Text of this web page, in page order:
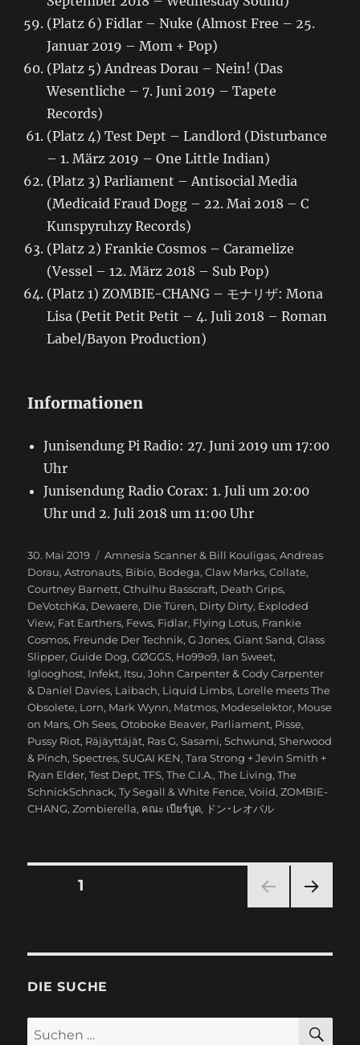
(Platz 6) Fidlar – Nuke (Almost Free – 25.
Januar 2019 – Mom + Pop)
(Platz 5) Andreas Dorau – Nein! (Das
Wesentliche – 7. Juni 2019 – Tapete
Records)
(Platz 4) Test Dept – Landlord (Disturbance
– 1. März 2019 – One Little Indian)
(Platz 3) Parliament – Antisocial Media
(Medicaid Fraud Dogg – 22. Mai 2018 – C
Kunspyruhzy Records)
(Platz 2) Frankie Cosmos – Caramelize
(Vessel – 12. März 2018 – Sub Pop)
(Platz 1) ZOMBIE-CHANG – モナリザ: Mona
Lisa (Petit Petit Petit – 4. Juli 2018 – Roman
Label/Bayon Production)
Informationen
Junisendung Pi Radio: 27. Juni 2019 um 17:00
Uhr
Junisendung Radio Corax: 1. Juli um 20:00
Uhr und 2. Juli 2018 um 11:00 Uhr
Veröffentlicht
am
30. Mai 2019 Schlagwörter
Amnesia Scanner & Bill Kouligas,Andreas
Dorau,Astronauts, Bibio, Bodega,Claw Marks,Collate,
Courtney Barnett,Cthulhu Basscraft, Death Grips,
DeVotchKa, Dewaere, Die Türen, Dirty Dirty, Exploded
View, Fat Earthers, Fews, Fidlar, Flying Lotus, Frankie
Cosmos, Freunde Der Technik,G Jones,Giant Sand,Glass
Slipper,Guide Dog,GØGGS, Ho99o9, Ian Sweet,
Iglooghost, Infekt, Itsu,John Carpenter & Cody Carpenter
& Daniel Davies, Laibach, Liquid Limbs, Lorelle meets The
Obsolete, Lorn, Mark Wynn, Matmos, Modeselektor, Mouse
on Mars,Oh Sees,Otoboke Beaver, Parliament, Pisse,
Pussy Riot, Räjäyttäjät, Ras G,Sasami,Schwund,Sherwood
& Pinch,Spectres,SUGAI KEN,Tara Strong + Jevin Smith +
Ryan Elder,Test Dept,TFS,The C.I.A.,The Living,The
SchnickSchnack,Ty Segall & White Fence,Voiid,ZOMBIE-
CHANG,Zombierella, คณะ เบียร์บูด, ドン･レオパル
Seitennummerierung
Beiträge
1
E
DIE SUCHE
Suchen